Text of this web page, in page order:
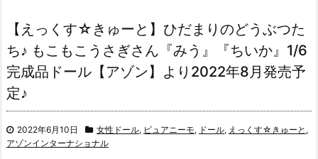
【えっくす☆きゅーと】ひだまりのどうぶつた
ち♪ もこもこうさぎさん『みう』『ちいか』1/6
完成品ドール【アゾン】より2022年8月発売予
定♪
2022年6月10日 女性ドール, ピュアニーモ, ドール, えっくす☆きゅーと ,
アゾンインターナショナル